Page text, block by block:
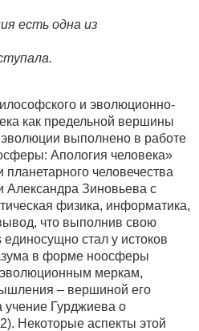
есть одна из
и эволюционно-
как предельной вершины
выполнено в работе
Апология человека»
человечества
Александра Зиновьева с
физика, информатика,
что выполнив свою
стал у истоков
в форме ноосферы
меркам,
– вершиной его
учение Гурджиева о
Некоторые аспекты этой